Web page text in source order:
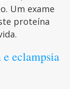
Um exame
proteína
eclampsia